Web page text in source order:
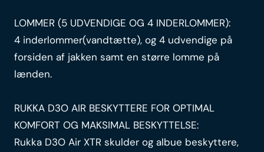
LOMMER (5 UDVENDIGE OG 4 INDERLOMMER):
4 inderlommer(vandtætte), og 4 udvendige på
forsiden af jakken samt en større lomme på
lænden.
RUKKA D3O AIR BESKYTTERE FOR OPTIMAL
KOMFORT OG MAKSIMAL BESKYTTELSE:
Rukka D3O Air XTR skulder og albue beskyttere,